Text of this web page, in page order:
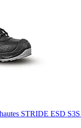
STRIDE ESD